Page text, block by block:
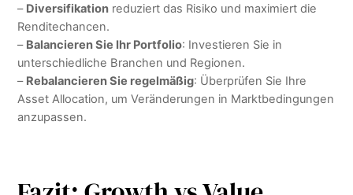
– Diversifikation reduziert das Risiko und maximiert die
Renditechancen.
– Balancieren Sie Ihr Portfolio: Investieren Sie in
unterschiedliche Branchen und Regionen.
– Rebalancieren Sie regelmäßig: Überprüfen Sie Ihre
Asset Allocation, um Veränderungen in Marktbedingungen
anzupassen.